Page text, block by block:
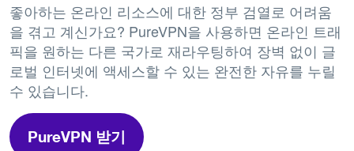
좋아하는 온라인 리소스에 대한 정부 검열로 어려움
을 겪고 계신가요? PureVPN을 사용하면 온라인 트래
픽을 원하는 다른 국가로 재라우팅하여 장벽 없이 글
로벌 인터넷에 액세스할 수 있는 완전한 자유를 누릴
수 있습니다.
PureVPN 받기